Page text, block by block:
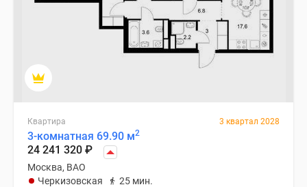
Квартира 3 квартал 2028
3-комнатная 69.90 м2
24 241 320 ₽
Москва, ВАО
Черкизовская
25 мин.